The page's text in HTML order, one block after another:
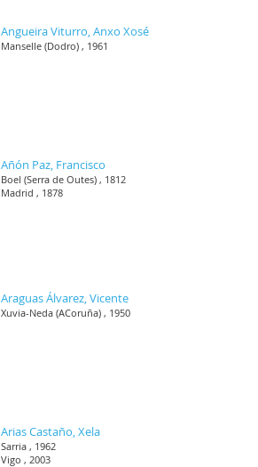
Angueira Viturro, Anxo Xosé
Manselle (Dodro) , 1961
Añón Paz, Francisco
Boel (Serra de Outes) , 1812
Madrid , 1878
Araguas Álvarez, Vicente
Xuvia-Neda (ACoruña) , 1950
Arias Castaño, Xela
Sarria , 1962
Vigo , 2003